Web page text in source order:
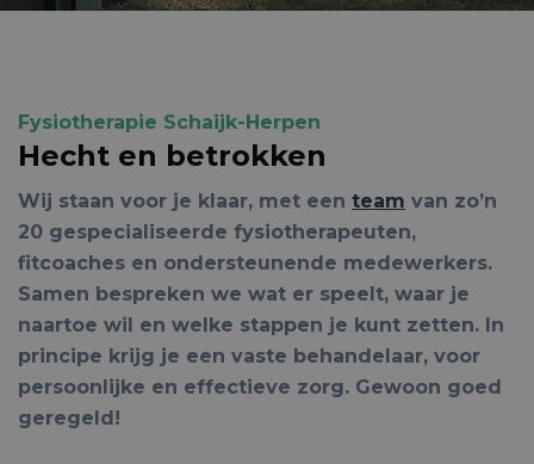
Fysiotherapie Schaijk-Herpen
Hecht en betrokken
Wij staan voor je klaar, met een team van zo’n
20 gespecialiseerde fysiotherapeuten,
fitcoaches en ondersteunende medewerkers.
Samen bespreken we wat er speelt, waar je
naartoe wil en welke stappen je kunt zetten. In
principe krijg je een vaste behandelaar, voor
persoonlijke en effectieve zorg. Gewoon goed
geregeld!